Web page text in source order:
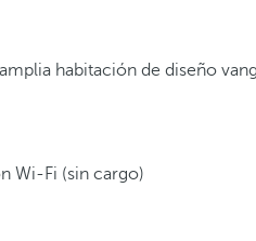
habitación de diseño
Wi-Fi (sin cargo)